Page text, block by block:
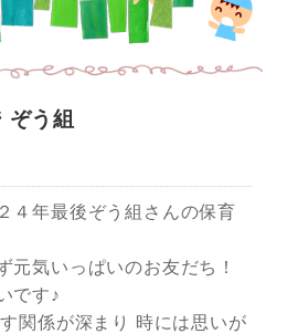
ぞう組
４年最後ぞう組さんの保育
元気いっぱいのお友だち！
です♪
関係が深まり 時には思いが